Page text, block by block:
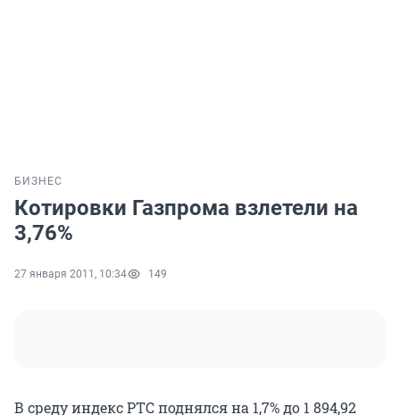
БИЗНЕС
Котировки Газпрома взлетели на
3,76%
27 января 2011, 10:34 149
В среду индекс РТС поднялся на 1,7% до 1 894,92